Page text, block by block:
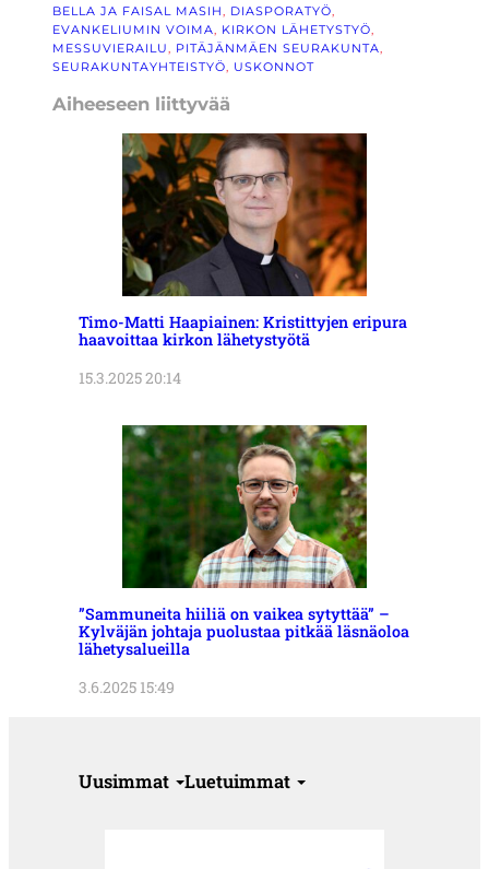
BELLA JA FAISAL MASIH DIASPORATYÖ
EVANKELIUMIN VOIMA
KIRKON LÄHETYSTYÖ
MESSUVIERAILU
PITÄJÄNMÄEN SEURAKUNTA
SEURAKUNTAYHTEISTYÖ
USKONNOT
Aiheeseen liittyvää
Timo-Matti Haapiainen: Kristittyjen eripura
haavoittaa kirkon lähetystyötä
15.3.2025 20:14
”Sammuneita hiiliä on vaikea sytyttää” –
Kylväjän johtaja puolustaa pitkää läsnäoloa
lähetysalueilla
3.6.2025 15:49
Uusimmat Luetuimmat